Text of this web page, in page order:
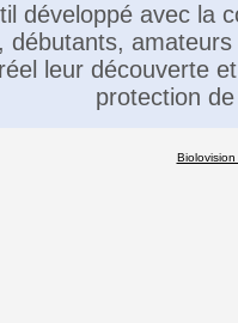
développé avec la
débutants,
leur découverte
protection
Biolovision